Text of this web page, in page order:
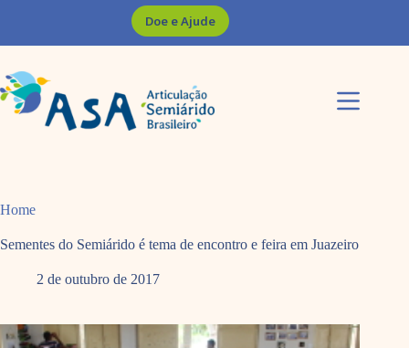
Doe e Ajude
Home
Sementes do Semiárido é tema de encontro e feira em Juazeiro
2 de outubro de 2017